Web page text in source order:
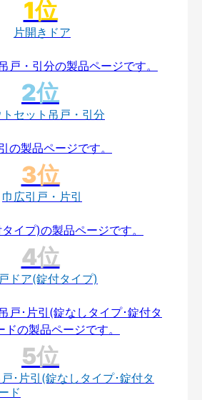
片開きドア
セット吊戸・引分
巾広引戸・片引
ドア(錠付タイプ)
･片引(錠なしタイプ･錠付タ
ド